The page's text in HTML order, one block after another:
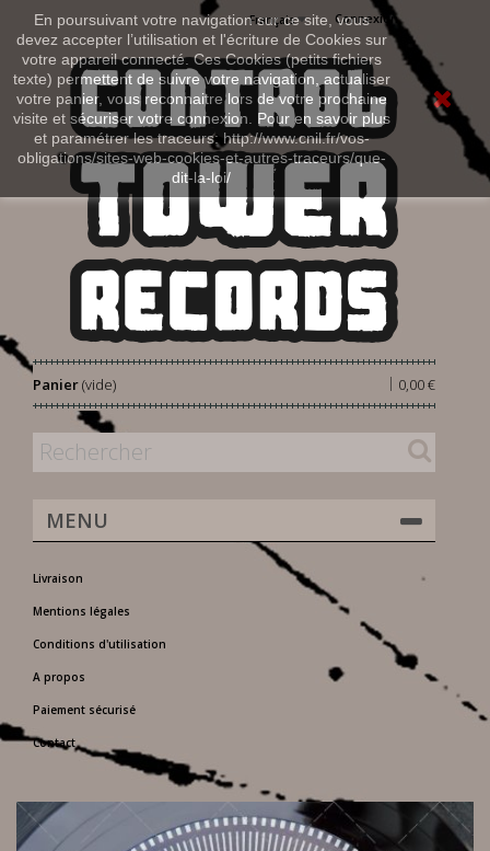
En poursuivant votre navigation sur ce site, vous
devez accepter l’utilisation et l'écriture de Cookies sur
votre appareil connecté. Ces Cookies (petits fichiers
texte) permettent de suivre votre navigation, actualiser
votre panier, vous reconnaitre lors de votre prochaine
visite et sécuriser votre connexion. Pour en savoir plus
et paramétrer les traceurs: http://www.cnil.fr/vos-
obligations/sites-web-cookies-et-autres-traceurs/que-
dit-la-loi/
Connexion
Français
Panier 0,00 €
|
(vide)
MENU
Livraison
Mentions légales
Conditions d'utilisation
A propos
Paiement sécurisé
Contact